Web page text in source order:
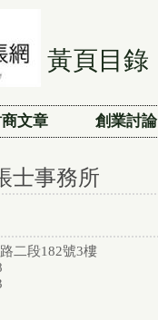
黃頁目錄
文章 創業討論
士事務所
二段182號3樓